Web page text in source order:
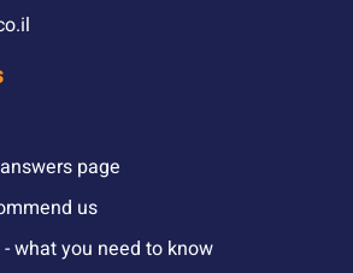
page
us
what you need to know